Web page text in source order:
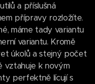
a příslušná
přípravy rozložíte.
máme tady variantu
variantu. Kromě
úkolů a stejný počet
vztahuje k novým
perfektně lícují s